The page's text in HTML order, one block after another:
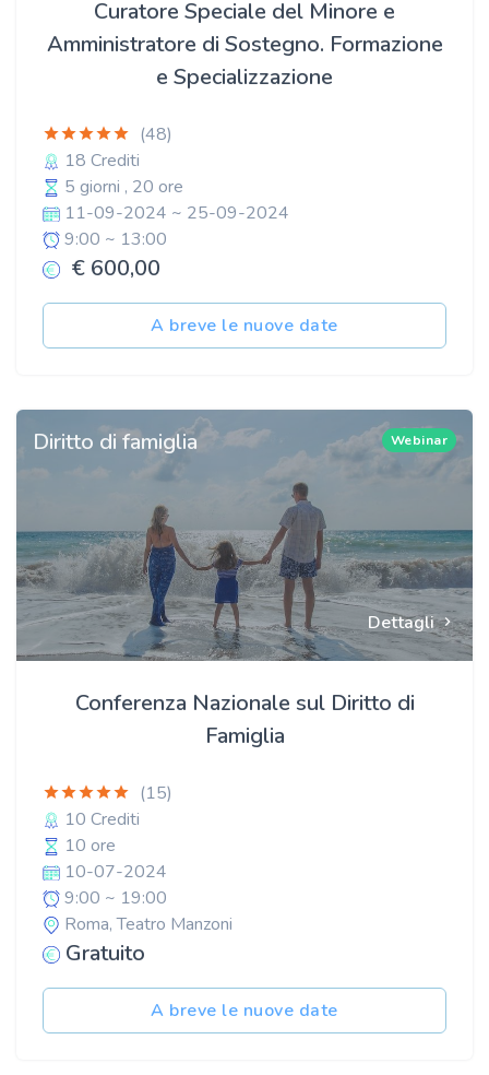
Curatore Speciale del Minore e
Amministratore di Sostegno. Formazione
e Specializzazione
(48)
18 Crediti
5 giorni , 20 ore
11-09-2024 ~ 25-09-2024
9:00 ~ 13:00
€ 600,00
A breve le nuove date
Dettagli
Diritto di famiglia Webinar
Conferenza Nazionale sul Diritto di
Famiglia
(15)
10 Crediti
10 ore
10-07-2024
9:00 ~ 19:00
Roma, Teatro Manzoni
Gratuito
A breve le nuove date